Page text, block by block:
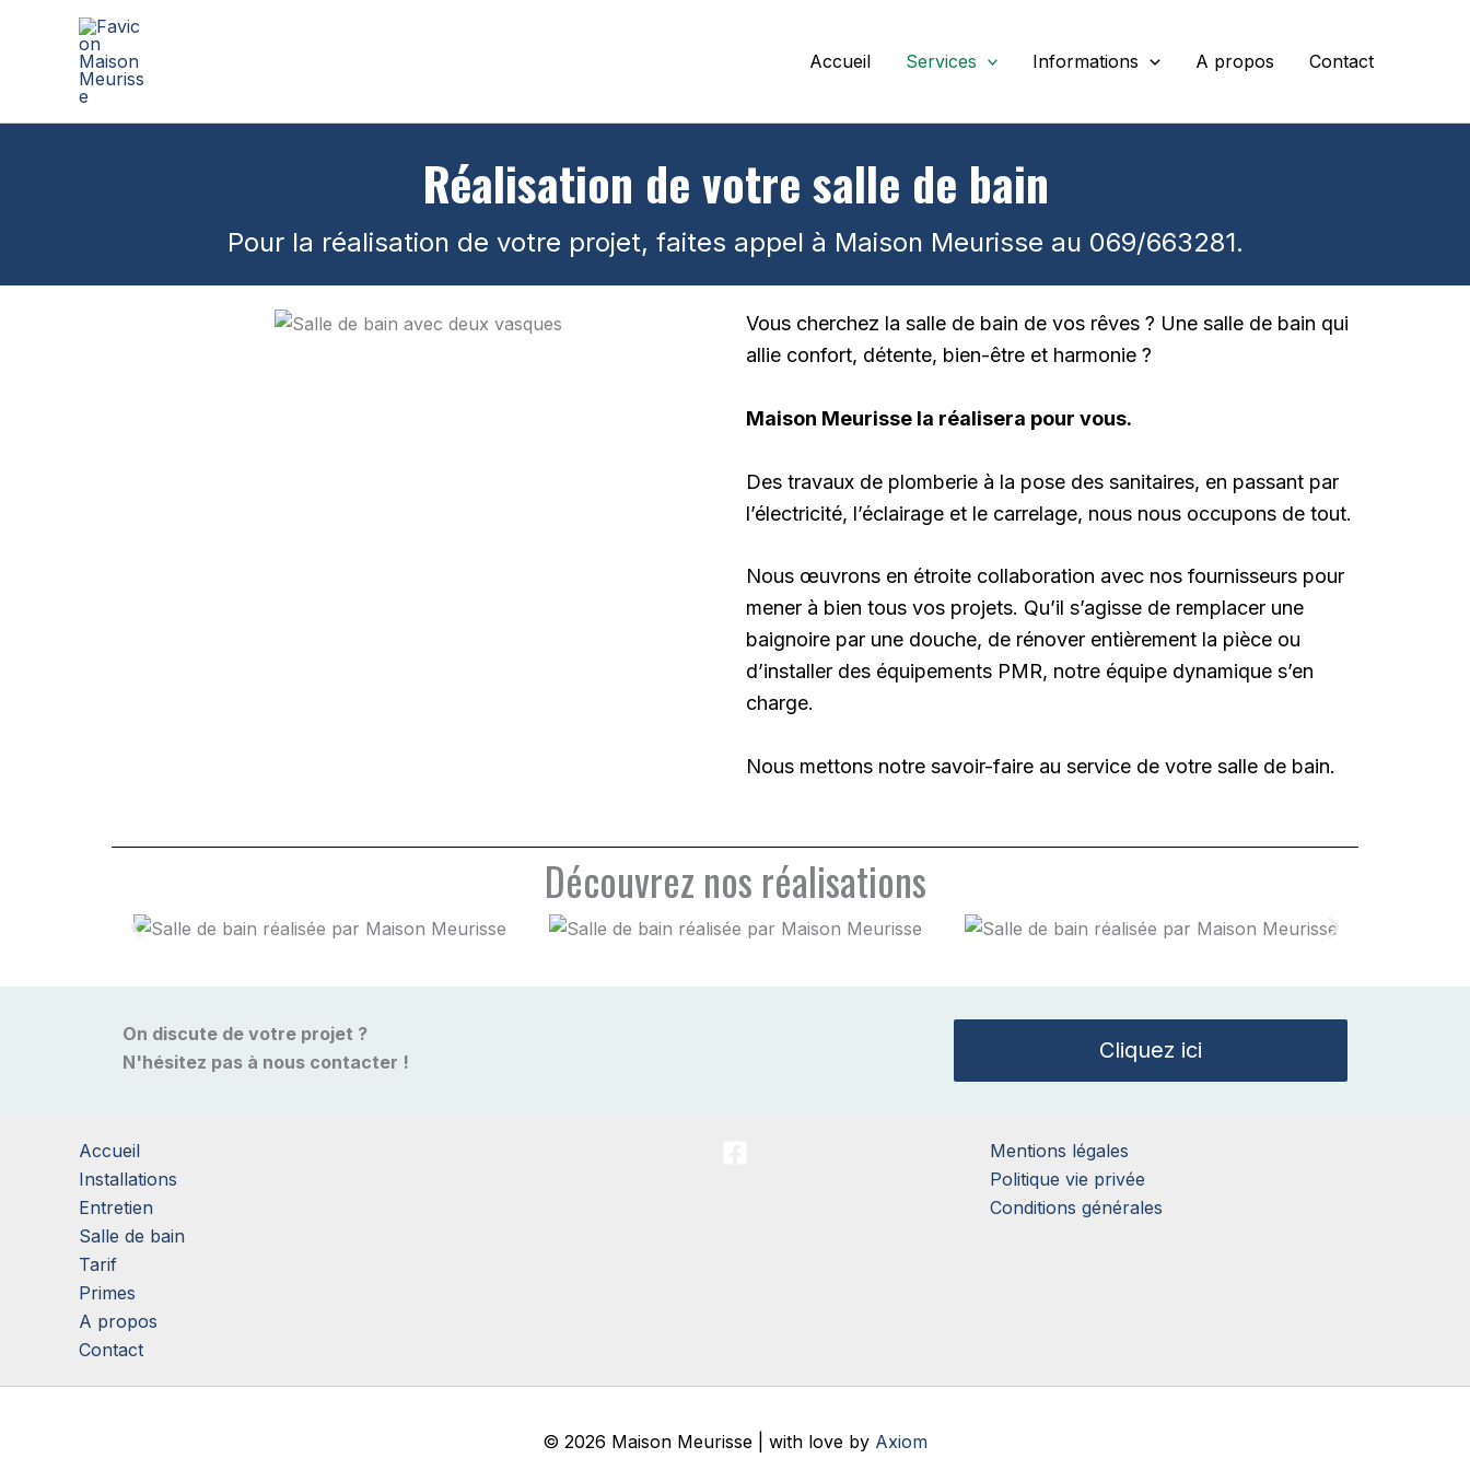
Accueil Services Informations A propos Contact
Réalisation de votre salle de bain
Pour la réalisation de votre projet, faites appel à Maison Meurisse au 069/663281.
Vous cherchez la salle de bain de vos rêves ? Une salle de bain qui
allie confort, détente, bien-être et harmonie ?
Maison Meurisse la réalisera pour vous.
Des travaux de plomberie à la pose des sanitaires, en passant par
l’électricité, l’éclairage et le carrelage, nous nous occupons de tout.
Nous œuvrons en étroite collaboration avec nos fournisseurs pour
mener à bien tous vos projets. Qu’il s’agisse de remplacer une
baignoire par une douche, de rénover entièrement la pièce ou
d’installer des équipements PMR, notre équipe dynamique s’en
charge.
Nous mettons notre savoir-faire au service de votre salle de bain.
Découvrez nos réalisations
On discute de votre projet ?
N'hésitez pas à nous contacter !
Cliquez ici
Accueil
Installations
Entretien
Salle de bain
Tarif
Primes
A propos
Contact
Mentions légales
Politique vie privée
Conditions générales
© 2026 Maison Meurisse | with love by Axiom